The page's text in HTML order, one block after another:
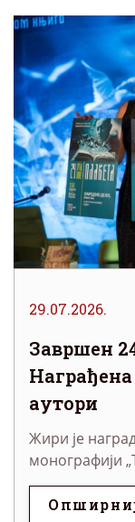
29.07.2026.
Завршен
аутори
Жири је
монографији